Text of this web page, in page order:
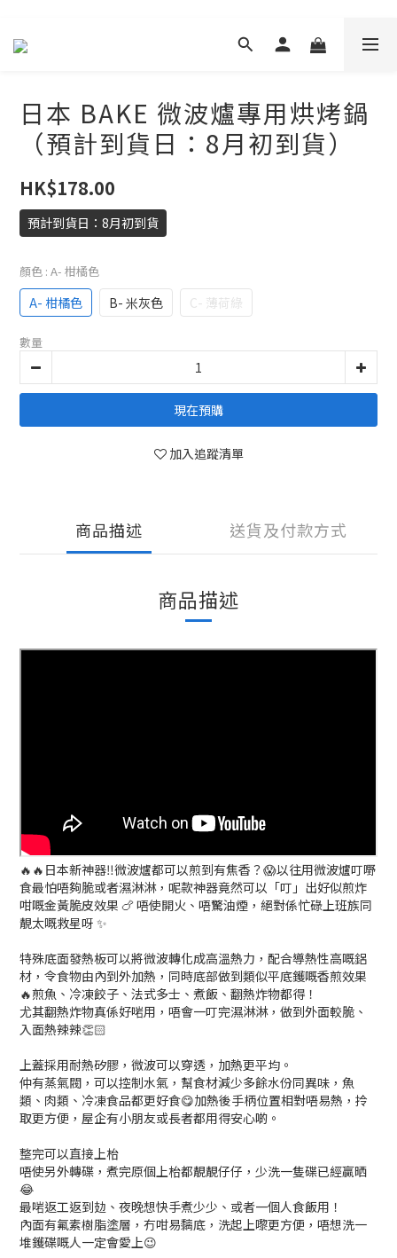
日本 BAKE 微波爐專用烘烤鍋
（預計到貨日：8月初到貨）
HK$178.00
預計到貨日：8月初到貨
顏色 : A- 柑橘色
A- 柑橘色 B- 米灰色 C- 薄荷綠
數量
現在預購
加入追蹤清單
商品描述 送貨及付款方式
商品描述
🔥🔥日本新神器‼️微波爐都可以煎到有焦香？😱以往用微波爐叮嘢
食最怕唔夠脆或者濕淋淋，呢款神器竟然可以「叮」出好似煎炸
咁嘅金黃脆皮效果 🍗 唔使開火、唔驚油煙，絕對係忙碌上班族同
靚太嘅救星呀 ✨
特殊底面發熱板可以將微波轉化成高溫熱力，配合導熱性高嘅鋁
材，令食物由內到外加熱，同時底部做到類似平底鑊嘅香煎效果
🔥煎魚、冷凍餃子、法式多士、煮飯、翻熱炸物都得！
尤其翻熱炸物真係好啱用，唔會一叮完濕淋淋，做到外面較脆、
入面熱辣辣👏🏻
上蓋採用耐熱矽膠，微波可以穿透，加熱更平均。
仲有蒸氣閥，可以控制水氣，幫食材減少多餘水份同異味，魚
類、肉類、冷凍食品都更好食😋加熱後手柄位置相對唔易熱，拎
取更方便，屋企有小朋友或長者都用得安心啲。
整完可以直接上枱
唔使另外轉碟，煮完原個上枱都靚靚仔仔，少洗一隻碟已經贏晒
😂
最啱返工返到攰、夜晚想快手煮少少、或者一個人食飯用！
內面有氟素樹脂塗層，冇咁易黐底，洗起上嚟更方便，唔想洗一
堆鑊碟嘅人一定會愛上😉